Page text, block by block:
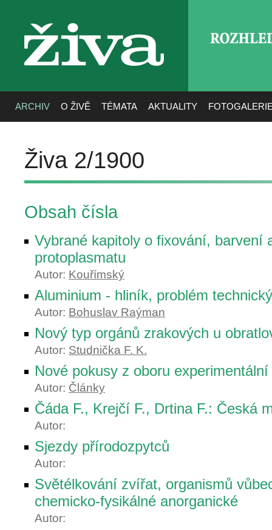
živa
ARCHIV O ŽIVĚ TÉMATA AKTUALITY
Živa 2/1900
Obsah čísla
Vybrané kapitoly o fixování, barvení
protoplasmatu
Autor: Kouřímský
Aluminium - hliník, problém technický
Autor: Bohuslav Raýman
Nový typ orgánů zrakových u
Autor: Studnička F. K.
Nové pokusy z oboru
Autor: Články
Čáda F., Krejčí F., Drtina F.: Česká
Autor:
Sjezdy přírodozpytců
Autor:
Světélkování zvířat, organismů
chemicko-fysikálné anorganické
Autor: